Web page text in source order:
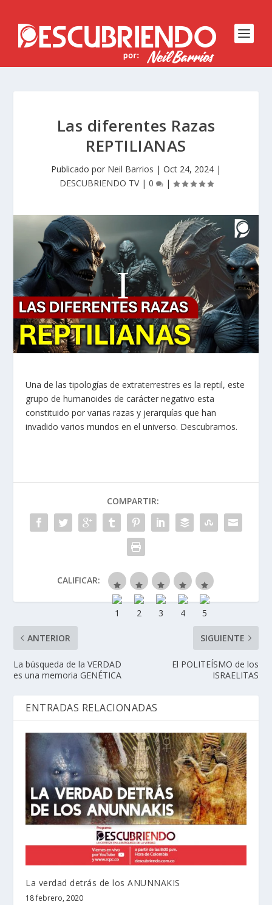
Las diferentes Razas
REPTILIANAS
Publicado por Neil Barrios | Oct 24, 2024 |
DESCUBRIENDO TV| 0 |
Una de las tipologías de extraterrestres es la reptil, este
grupo de humanoides de carácter negativo esta
constituido por varias razas y jerarquías que han
invadido varios mundos en el universo. Descubramos.
COMPARTIR:
CALIFICAR:
ANTERIOR
La búsqueda de la VERDAD
es una memoria GENÉTICA
SIGUIENTE
El POLITEÍSMO de los
ISRAELITAS
ENTRADAS RELACIONADAS
La verdad detrás de los ANUNNAKIS
18 febrero, 2020